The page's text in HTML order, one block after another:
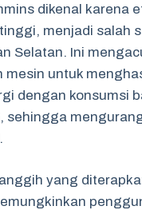
dikenal karena
menjadi salah
Selatan. Ini
mesin untuk
dengan konsumsi
sehingga
yang